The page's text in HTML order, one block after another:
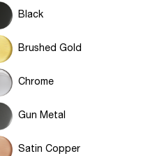
Black
Brushed Gold
Chrome
Gun Metal
Satin Copper